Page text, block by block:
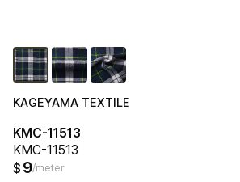
KAGEYAMA TEXTILE
KMC-11513
KMC-11513
$ 9/meter